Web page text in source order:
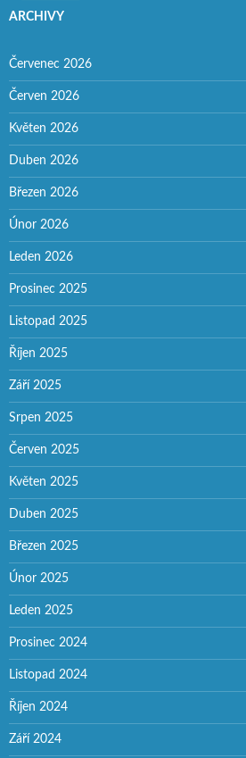
ARCHIVY
Červenec 2026
Červen 2026
Květen 2026
Duben 2026
Březen 2026
Únor 2026
Leden 2026
Prosinec 2025
Listopad 2025
Říjen 2025
Září 2025
Srpen 2025
Červen 2025
Květen 2025
Duben 2025
Březen 2025
Únor 2025
Leden 2025
Prosinec 2024
Listopad 2024
Říjen 2024
Září 2024